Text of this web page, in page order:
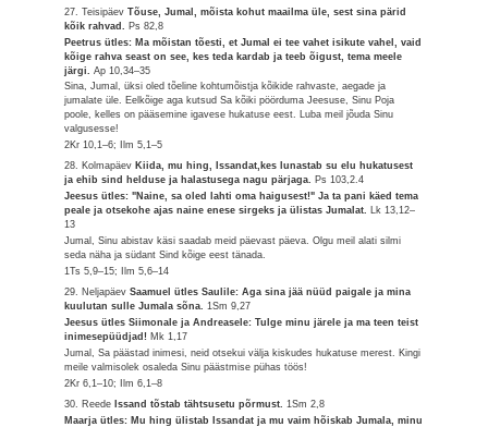
27. TeisipäevTõuse, Jumal, mõista kohut maailma üle, sest sina pärid
kõik rahvad. Ps 82,8
Peetrus ütles: Ma mõistan tõesti, et Jumal ei tee vahet isikute vahel, vaid
kõige rahva seast on see, kes teda kardab ja teeb õigust, tema meele
järgi.Ap 10,34–35
Sina, Jumal, üksi oled tõeline kohtumõistja kõikide rahvaste, aegade ja
jumalate üle. Eelkõige aga kutsud Sa kõiki pöörduma Jeesuse, Sinu Poja
poole, kelles on pääsemine igavese hukatuse eest. Luba meil jõuda Sinu
valgusesse!
2Kr 10,1–6; Ilm 5,1–5
28. Kolmapäev Kiida, mu hing, Issandat,kes lunastab su elu hukatusest
ja ehib sind helduse ja halastusega nagu pärjaga. Ps 103,2.4
Jeesus ütles: "Naine, sa oled lahti oma haigusest!" Ja ta pani käed tema
peale ja otsekohe ajas naine enese sirgeks ja ülistas Jumalat. Lk 13,12–
13
Jumal, Sinu abistav käsi saadab meid päevast päeva. Olgu meil alati silmi
seda näha ja südant Sind kõige eest tänada.
1Ts 5,9–15; Ilm 5,6–14
29. NeljapäevSaamuel ütles Saulile: Aga sina jää nüüd paigale ja mina
kuulutan sulle Jumala sõna.1Sm 9,27
Jeesus ütles Siimonale ja Andreasele: Tulge minu järele ja ma teen teist
inimesepüüdjad! Mk 1,17
Jumal, Sa päästad inimesi, neid otsekui välja kiskudes hukatuse merest. Kingi
meile valmisolek osaleda Sinu päästmise pühas töös!
2Kr 6,1–10; Ilm 6,1–8
30. Reede Issand tõstab tähtsusetu põrmust. 1Sm 2,8
Maarja ütles: Mu hing ülistab Issandat ja mu vaim hõiskab Jumala, minu